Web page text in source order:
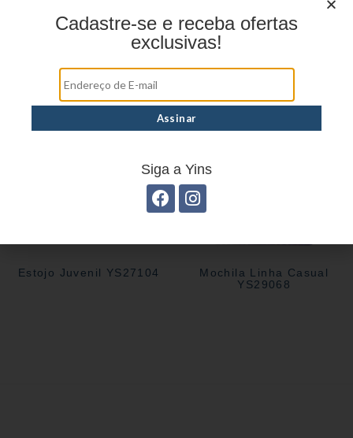
Estojo Juvenil YS27112 Estojo Juvenil YS41027
Estojo Juvenil YS27104
Mochila Linha Casual
YS29068
Cadastre-se e receba ofertas
exclusivas!
Siga a Yins